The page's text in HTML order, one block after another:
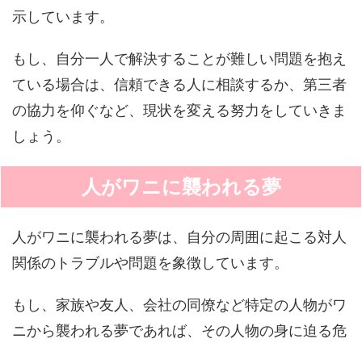
示しています。
もし、自分一人で解決することが難しい問題を抱え
ている場合は、信頼できる人に相談するか、第三者
の協力を仰ぐなど、現状を変える努力をしていきま
しょう。
人がワニに襲われる夢
人がワニに襲われる夢は、自分の周囲に起こる対人
関係のトラブルや問題を象徴しています。
もし、家族や友人、会社の同僚など特定の人物がワ
ニから襲われる夢であれば、その人物の身に迫る危